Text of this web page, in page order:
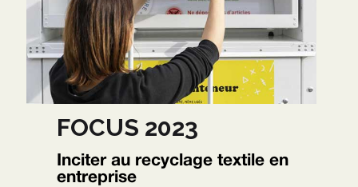
FOCUS 2023
Inciter au recyclage textile en
entreprise